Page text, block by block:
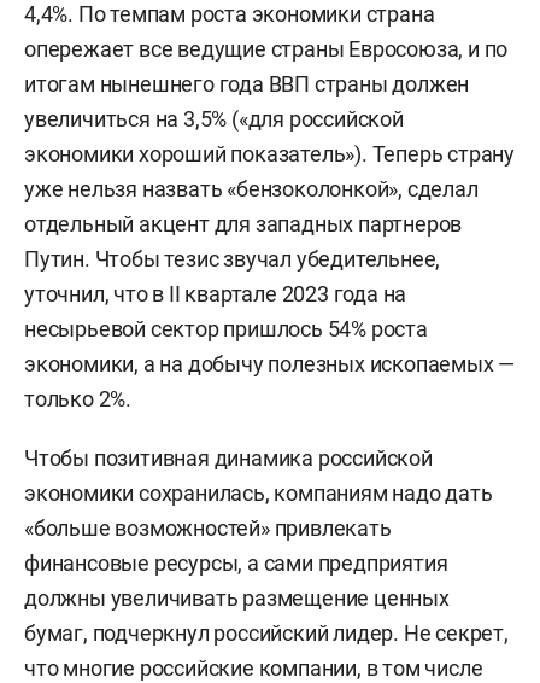
4,4%. По темпам роста экономики страна
опережает все ведущие страны Евросоюза, и по
итогам нынешнего года ВВП страны должен
увеличиться на 3,5% («для российской
экономики хороший показатель»). Теперь страну
уже нельзя назвать «бензоколонкой», сделал
отдельный акцент для западных партнеров
Путин. Чтобы тезис звучал убедительнее,
уточнил, что в II квартале 2023 года на
несырьевой сектор пришлось 54% роста
экономики, а на добычу полезных ископаемых —
только 2%.
Чтобы позитивная динамика российской
экономики сохранилась, компаниям надо дать
«больше возможностей» привлекать
финансовые ресурсы, а сами предприятия
должны увеличивать размещение ценных
бумаг, подчеркнул российский лидер. Не секрет,
что многие российские компании, в том числе